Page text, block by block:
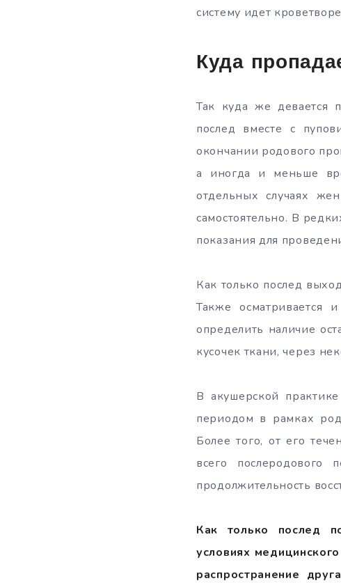
систему идет
Куда
Так куда же девается
послед вместе с
окончании родового
а иногда и меньше
отдельных случаях
самостоятельно. В
показания для
Как только послед
Также осматривается
определить наличие
кусочек ткани, через
В акушерской
периодом в рамках
Более того, от его
всего
продолжительность
Как только послед
условиях
распространение